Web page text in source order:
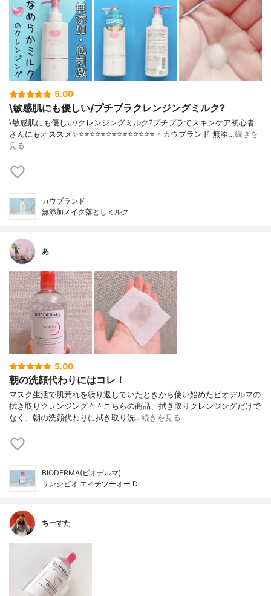
5.00
\敏感肌にも優しい/プチプラクレンジングミルク?
\敏感肌にも優しい/クレンジングミルク?プチプラでスキンケア初心者
さんにもオススメ✨⭐️⭐️⭐️⭐️⭐️⭐️⭐️⭐️⭐️⭐️⭐️⭐️⭐️⭐️・カウブランド 無添…続きを
見る
カウブランド
無添加メイク落としミルク
あ
5.00
朝の洗顔代わりにはコレ！
マスク生活で肌荒れを繰り返していたときから使い始めたビオデルマの
拭き取りクレンジング＾＾こちらの商品、拭き取りクレンジングだけで
なく、朝の洗顔代わりに拭き取り洗…続きを見る
BIODERMA(ビオデルマ)
サンシビオ エイチツーオー D
ちーすた